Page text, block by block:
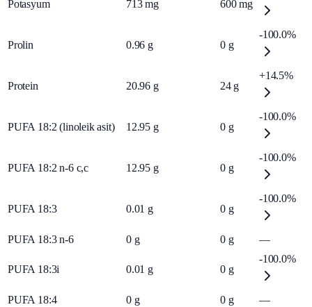
Potasyum 713 mg 600 mg
Prolin 0.96 g 0 g
-100.0%
Protein 20.96 g 24 g
+14.5%
PUFA 18:2 (linoleik asit) 12.95 g 0 g
-100.0%
PUFA 18:2 n-6 c,c 12.95 g 0 g
-100.0%
PUFA 18:3 0.01 g 0 g
-100.0%
PUFA 18:3 n-6 0 g 0 g —
PUFA 18:3i 0.01 g 0 g
-100.0%
PUFA 18:4 0 g 0 g
—